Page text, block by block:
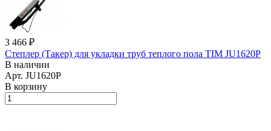
3 466 ₽
Степлер (Такер) для укладки труб теплого пола TIM JU1620P
В наличии
Арт. JU1620P
В корзину